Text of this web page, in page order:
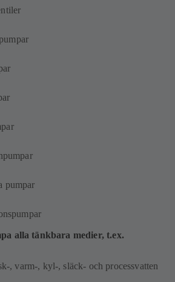
pumpar
alla tänkbara medier, t.ex.
, varm-, kyl-, släck- och processvatten